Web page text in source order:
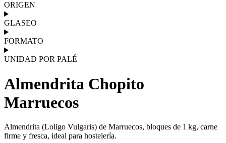
ORIGEN
GLASEO
FORMATO
UNIDAD POR PALÉ
Almendrita Chopito
Marruecos
Almendrita (Loligo Vulgaris) de Marruecos, bloques de 1 kg, carne
firme y fresca, ideal para hostelería.